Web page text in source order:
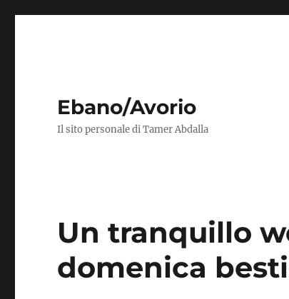
Ebano/Avorio
Il sito personale di Tamer Abdalla
Un tranquillo
domenica